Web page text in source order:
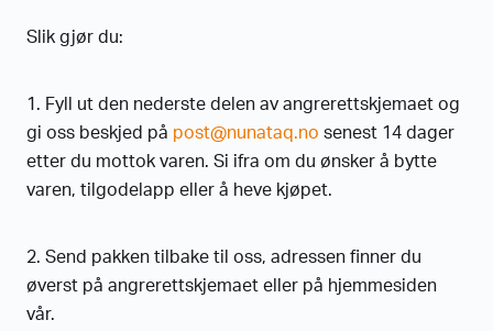
Slik gjør du:
1. Fyll ut den nederste delen av angrerettskjemaet og
gi oss beskjed på post@nunataq.no senest 14 dager
etter du mottok varen. Si ifra om du ønsker å bytte
varen, tilgodelapp eller å heve kjøpet.
2. Send pakken tilbake til oss, adressen finner du
øverst på angrerettskjemaet eller på hjemmesiden
vår.